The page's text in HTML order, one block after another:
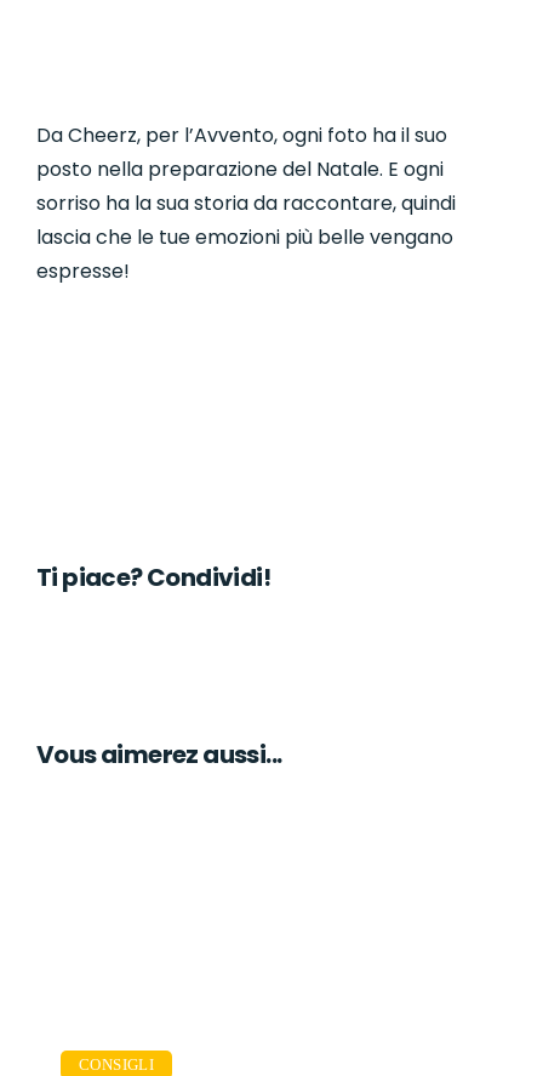
Da Cheerz, per l’Avvento, ogni foto ha il suo
posto nella preparazione del Natale. E ogni
sorriso ha la sua storia da raccontare, quindi
lascia che le tue emozioni più belle vengano
espresse!
Ti piace? Condividi!
Vous aimerez aussi...
CONSIGLI